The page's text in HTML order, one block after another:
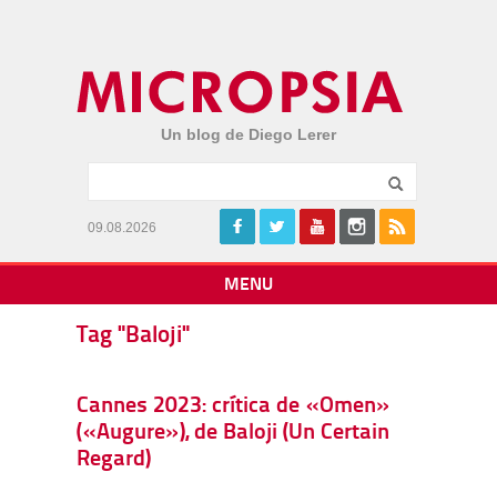
Un blog de Diego Lerer
09.08.2026
MENU
Tag "Baloji"
Cannes 2023: crítica de «Omen»
(«Augure»), de Baloji (Un Certain
Regard)